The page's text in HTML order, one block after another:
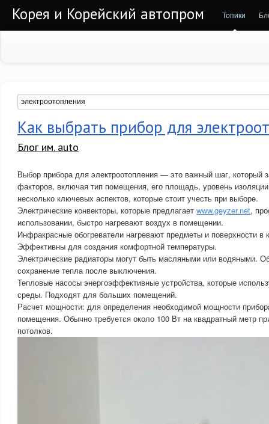
Корея и Корейский автопром Топики
Как выбрать прибор для
Блог им. auto
Выбор прибора для электроотопления — это важный шаг, который
факторов, включая тип помещения, его площадь, уровень
несколько ключевых аспектов, которые стоит учесть при выборе.
Электрические конвекторы, которые предлагает www.geyzer.net,
использовании, быстро нагревают воздух в помещении.
Инфракрасные обогреватели нагревают предметы и поверхности в
Эффективны для создания комфортной температуры.
Электрические радиаторы могут быть масляными или водяными.
сохранение тепла после выключения.
Тепловые насосы энергоэффективные устройства, которые
среды. Подходят для больших помещений.
Расчет мощности: для определения необходимой мощности
помещения. Обычно требуется около 100 Вт на квадратный метр
потолков.